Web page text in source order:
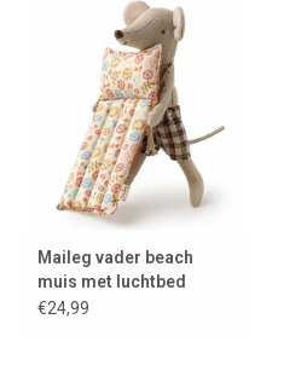
Maileg vader beach
muis met luchtbed
€24,99